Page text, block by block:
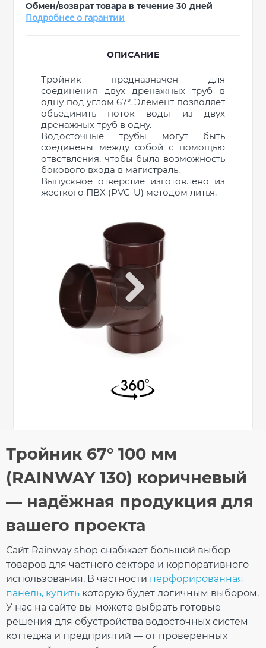
Обмен/возврат товара в течение 30 дней
Подробнее о гарантии
ОПИСАНИЕ
Тройник предназначен для
соединения двух дренажных труб в
одну под углом 67°. Элемент позволяет
объединить поток воды из двух
дренажных труб в одну.
Водосточные трубы могут быть
соединены между собой с помощью
ответвления, чтобы была возможность
бокового входа в магистраль.
Выпускное отверстие изготовлено из
жесткого ПВХ (PVC-U) методом литья.
Общие характеристики
Тип системы
130/100 мм
Материал
ПВХ (PVC-U)
Технология
производства
Размеры
Длина
184 мм
Вес
0,324 кг
Габариты
184 × 153 × 80 мм
Количество в
упаковке
10 шт
Дополнительные характеристики
Температура
использования
от - 40°С / до +
60°С
Температура для
монтажа
от + 5°С
Устойчивость к
Оставьте свой отзыв
Ваше имя
Ваш отзыв
Тройник 67° 100 мм
(RAINWAY 130) коричневый
— надёжная продукция для
вашего проекта
Сайт Rainway shop снабжает большой выбор
товаров для частного сектора и корпоративного
использования. В частности перфорированная
панель, купить которую будет логичным выбором.
У нас на сайте вы можете выбрать готовые
решения для обустройства водосточных систем
коттеджа и предприятий — от проверенных